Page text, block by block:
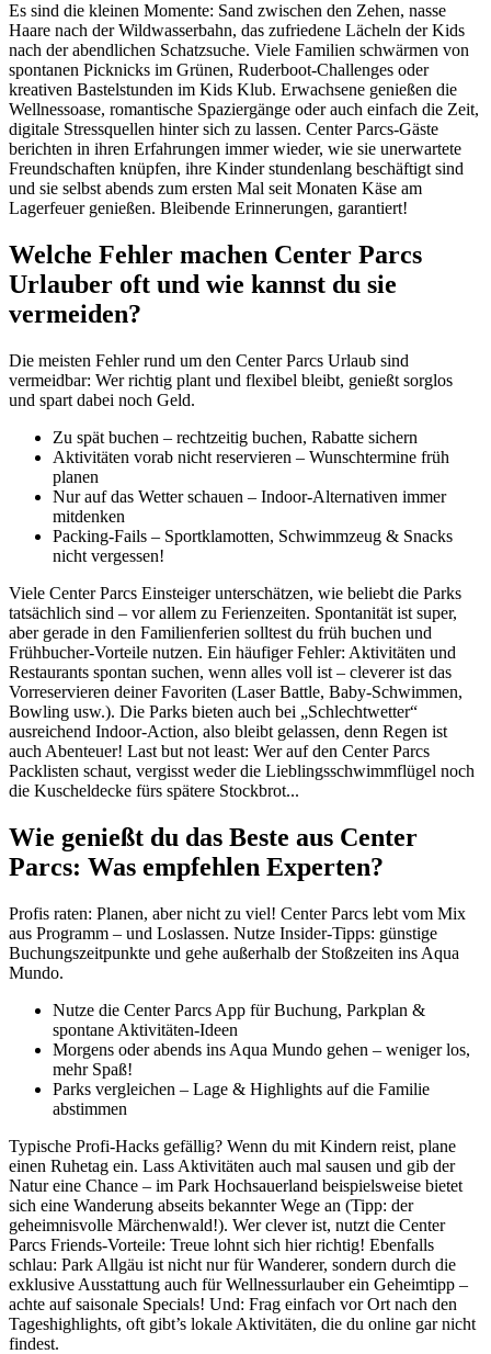
Es sind die kleinen Momente: Sand zwischen den Zehen, nasse
Haare nach der Wildwasserbahn, das zufriedene Lächeln der Kids
nach der abendlichen Schatzsuche. Viele Familien schwärmen von
spontanen Picknicks im Grünen, Ruderboot-Challenges oder
kreativen Bastelstunden im Kids Klub. Erwachsene genießen die
Wellnessoase, romantische Spaziergänge oder auch einfach die Zeit,
digitale Stressquellen hinter sich zu lassen. Center Parcs-Gäste
berichten in ihren Erfahrungen immer wieder, wie sie unerwartete
Freundschaften knüpfen, ihre Kinder stundenlang beschäftigt sind
und sie selbst abends zum ersten Mal seit Monaten Käse am
Lagerfeuer genießen. Bleibende Erinnerungen, garantiert!
Welche Fehler machen Center Parcs
Urlauber oft und wie kannst du sie
vermeiden?
Die meisten Fehler rund um den Center Parcs Urlaub sind
vermeidbar: Wer richtig plant und flexibel bleibt, genießt sorglos
und spart dabei noch Geld.
Zu spät buchen – rechtzeitig buchen, Rabatte sichern
Aktivitäten vorab nicht reservieren – Wunschtermine früh
planen
Nur auf das Wetter schauen – Indoor-Alternativen immer
mitdenken
Packing-Fails – Sportklamotten, Schwimmzeug & Snacks
nicht vergessen!
Viele Center Parcs Einsteiger unterschätzen, wie beliebt die Parks
tatsächlich sind – vor allem zu Ferienzeiten. Spontanität ist super,
aber gerade in den Familienferien solltest du früh buchen und
Frühbucher-Vorteile nutzen. Ein häufiger Fehler: Aktivitäten und
Restaurants spontan suchen, wenn alles voll ist – cleverer ist das
Vorreservieren deiner Favoriten (Laser Battle, Baby-Schwimmen,
Bowling usw.). Die Parks bieten auch bei „Schlechtwetter“
ausreichend Indoor-Action, also bleibt gelassen, denn Regen ist
auch Abenteuer! Last but not least: Wer auf den Center Parcs
Packlisten schaut, vergisst weder die Lieblingsschwimmflügel noch
die Kuscheldecke fürs spätere Stockbrot...
Wie genießt du das Beste aus Center
Parcs: Was empfehlen Experten?
Profis raten: Planen, aber nicht zu viel! Center Parcs lebt vom Mix
aus Programm – und Loslassen. Nutze Insider-Tipps: günstige
Buchungszeitpunkte und gehe außerhalb der Stoßzeiten ins Aqua
Mundo.
Nutze die Center Parcs App für Buchung, Parkplan &
spontane Aktivitäten-Ideen
Morgens oder abends ins Aqua Mundo gehen – weniger los,
mehr Spaß!
Parks vergleichen – Lage & Highlights auf die Familie
abstimmen
Typische Profi-Hacks gefällig? Wenn du mit Kindern reist, plane
einen Ruhetag ein. Lass Aktivitäten auch mal sausen und gib der
Natur eine Chance – im Park Hochsauerland beispielsweise bietet
sich eine Wanderung abseits bekannter Wege an (Tipp: der
geheimnisvolle Märchenwald!). Wer clever ist, nutzt die Center
Parcs Friends-Vorteile: Treue lohnt sich hier richtig! Ebenfalls
schlau: Park Allgäu ist nicht nur für Wanderer, sondern durch die
exklusive Ausstattung auch für Wellnessurlauber ein Geheimtipp –
achte auf saisonale Specials! Und: Frag einfach vor Ort nach den
Tageshighlights, oft gibt’s lokale Aktivitäten, die du online gar nicht
findest.